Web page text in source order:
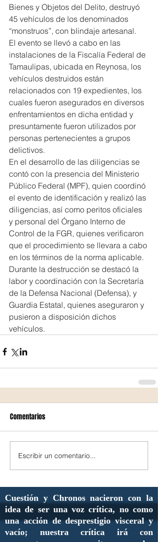
Bienes y Objetos del Delito, destruyó
45 vehículos de los denominados
“monstruos”, con blindaje artesanal.
El evento se llevó a cabo en las
instalaciones de la Fiscalía Federal de
Tamaulipas, ubicada en Reynosa, los
vehículos destruidos están
relacionados con 19 expedientes, los
cuales fueron asegurados en diversos
enfrentamientos en dicha entidad y
presuntamente fueron utilizados por
personas pertenecientes a grupos
delictivos.
En el desarrollo de las diligencias se
contó con la presencia del Ministerio
Público Federal (MPF), quien coordinó
el evento de identificación y realizó las
diligencias, así como peritos oficiales
y personal del Órgano Interno de
Control de la FGR, quienes verificaron
que el procedimiento se llevara a cabo
en los términos de la norma aplicable.
Durante la destrucción se destacó la
labor y coordinación con la Secretaría
de la Defensa Nacional (Defensa), y
Guardia Estatal, quienes aseguraron y
pusieron a disposición dichos
vehículos.
Comentarios
Escribir un comentario...
Cuestión y Chronos nacieron con la
idea de ser una voz crítica, no como
una acción de desprestigio visceral y
vacío; nuestra crítica irá con